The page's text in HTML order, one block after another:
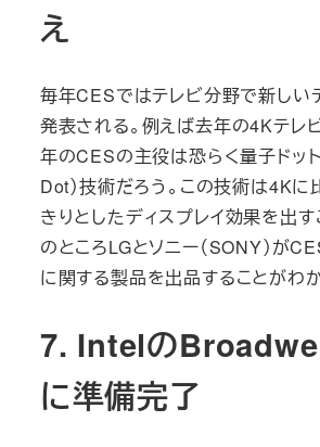
え
毎年CESではテレビ分野で新しい
発表される。例えば去年の4Kテレ
年のCESの主役は恐らく量子ドッ
Dot）技術だろう。この技術は4Kに
きりとしたディスプレイ効果を出す
のところLGとソニー（SONY）が
に関する製品を出品することがわ
7. Intelの
に準備完了